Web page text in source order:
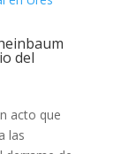
del
acto que
las